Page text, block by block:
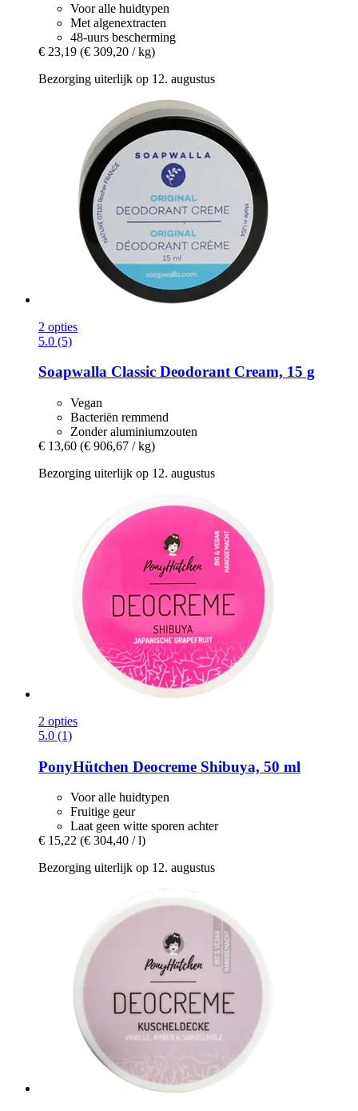
Voor alle huidtypen
Met algenextracten
48-uurs bescherming
€ 23,19 (€ 309,20 / kg)
Bezorging uiterlijk op 12. augustus
2 opties
5.0 (5)
Soapwalla Classic Deodorant Cream, 15 g
Vegan
Bacteriën remmend
Zonder aluminiumzouten
€ 13,60 (€ 906,67 / kg)
Bezorging uiterlijk op 12. augustus
2 opties
5.0 (1)
PonyHütchen Deocreme Shibuya, 50 ml
Voor alle huidtypen
Fruitige geur
Laat geen witte sporen achter
€ 15,22 (€ 304,40 / l)
Bezorging uiterlijk op 12. augustus